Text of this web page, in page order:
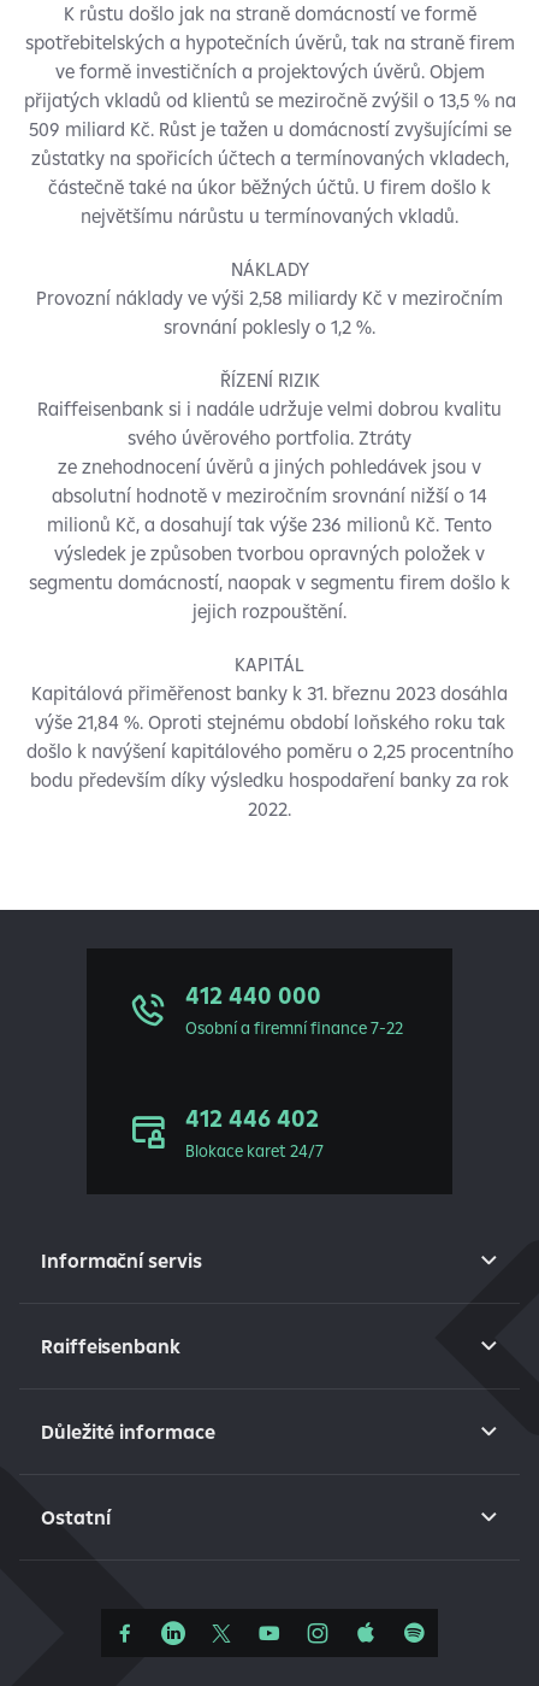
K růstu došlo jak na straně domácností ve formě
spotřebitelských a hypotečních úvěrů, tak na straně firem
ve formě investičních a projektových úvěrů. Objem
přijatých vkladů od klientů se meziročně zvýšil o 13,5 % na
509 miliard Kč. Růst je tažen u domácností zvyšujícími se
zůstatky na spořicích účtech a termínovaných vkladech,
částečně také na úkor běžných účtů. U firem došlo k
největšímu nárůstu u termínovaných vkladů.
NÁKLADY
Provozní náklady ve výši 2,58 miliardy Kč v meziročním
srovnání poklesly o 1,2 %.
ŘÍZENÍ RIZIK
Raiffeisenbank si i nadále udržuje velmi dobrou kvalitu
svého úvěrového portfolia. Ztráty
ze znehodnocení úvěrů a jiných pohledávek jsou v
absolutní hodnotě v meziročním srovnání nižší o 14
milionů Kč, a dosahují tak výše 236 milionů Kč. Tento
výsledek je způsoben tvorbou opravných položek v
segmentu domácností, naopak v segmentu firem došlo k
jejich rozpouštění.
KAPITÁL
Kapitálová přiměřenost banky k 31. březnu 2023 dosáhla
výše 21,84 %. Oproti stejnému období loňského roku tak
došlo k navýšení kapitálového poměru o 2,25 procentního
bodu především díky výsledku hospodaření banky za rok
2022.
412 440 000
Osobní a firemní finance 7-22
412 446 402
Blokace karet 24/7
Informační servis
Raiffeisenbank
Důležité informace
Ostatní